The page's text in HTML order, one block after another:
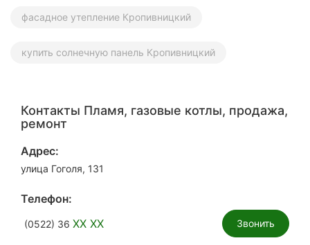
фасадное утепление Кропивницкий
купить солнечную панель Кропивницкий
Контакты Пламя, газовые котлы, продажа,
ремонт
Адрес:
улица Гоголя, 131
Телефон:
(0522) 36 XX XX Звонить